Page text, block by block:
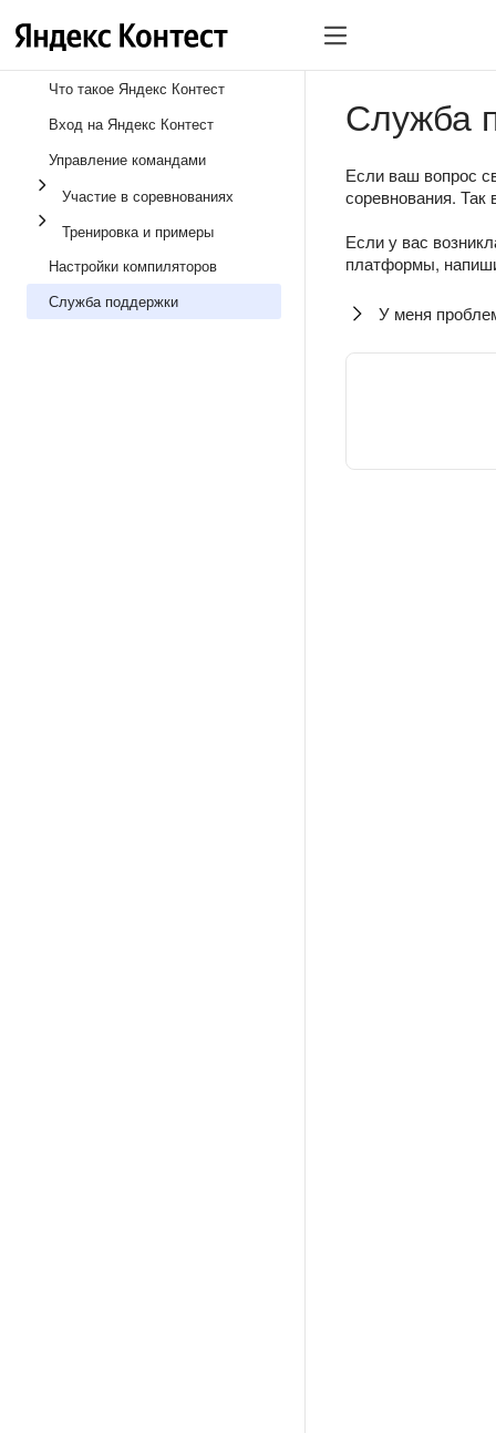
Что такое Яндекс Контест
Вход на Яндекс Контест
Управление командами
Участие в соревнованиях
Тренировка и примеры
Настройки компиляторов
Служба поддержки
Служба
Если ваш вопрос
соревнования. Так
Если у вас
платформы,
У меня